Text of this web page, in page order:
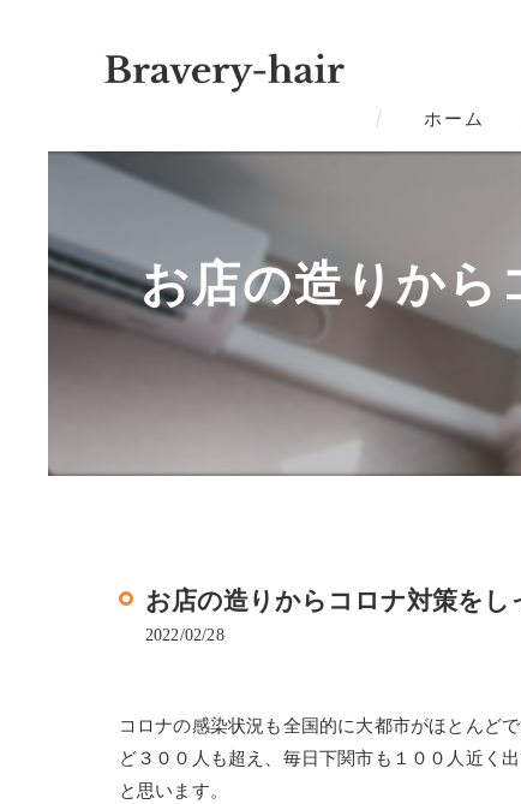
ホーム
お店の造りから
お店の造りからコロナ対策をし
2022/02/28
コロナの感染状況も全国的に大都市がほとんど
ど３００人も超え、毎日下関市も１００人近く
と思います。